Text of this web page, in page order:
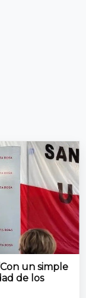
un simple
de los